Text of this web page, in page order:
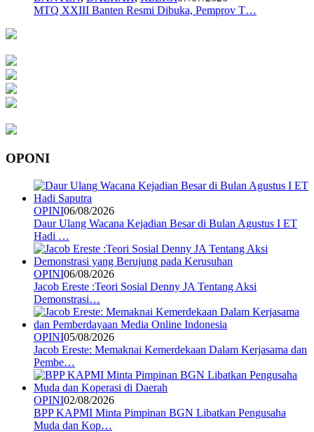
MTQ XXIII Banten Resmi Dibuka, Pemprov T…
OPONI
OPINI06/08/2026
Daur Ulang Wacana Kejadian Besar di Bulan Agustus I ET
Hadi …
OPINI06/08/2026
Jacob Ereste :Teori Sosial Denny JA Tentang Aksi
Demonstrasi…
OPINI05/08/2026
Jacob Ereste: Memaknai Kemerdekaan Dalam Kerjasama dan
Pembe…
OPINI02/08/2026
BPP KAPMI Minta Pimpinan BGN Libatkan Pengusaha
Muda dan Kop…